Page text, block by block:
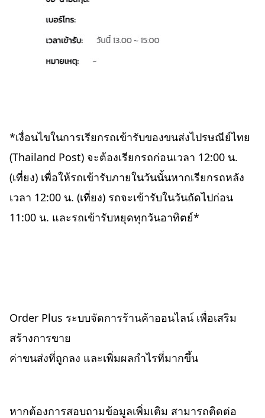
*เงื่อนไขในการเรียกรถเข้ารับของขนส่งไปรษณีย์ไทย
(Thailand Post) จะต้องเรียกรถก่อนเวลา 12:00 น.
(เที่ยง) เพื่อให้รถเข้ารับภายในวันนั้นหากเรียกรถหลัง
เวลา 12:00 น. (เที่ยง) รถจะเข้ารับในวันถัดไปก่อน
11:00 น. และรถเข้ารับหยุดทุกวันอาทิตย์*
Order Plus ระบบจัดการร้านค้าออนไลน์ เพื่อเสริม
สร้างการขาย
ค่าขนส่งที่ถูกลง และเพิ่มผลกำไรที่มากขึ้น
หากต้องการสอบถามข้อมูลเพิ่มเติม สามารถติดต่อ